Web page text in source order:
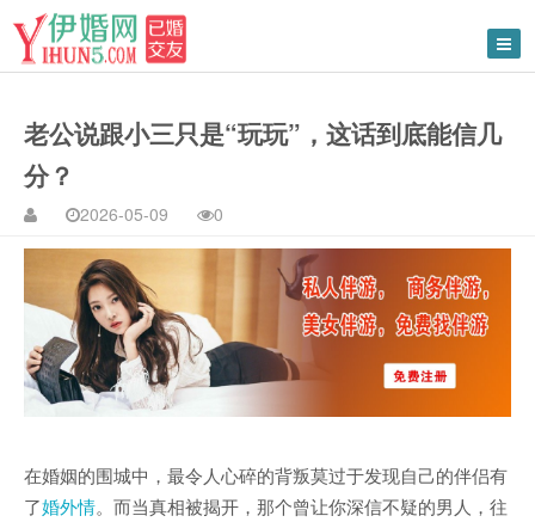
老公说跟小三只是“玩玩”，这话到底能信几
分？
2026-05-09 0
在婚姻的围城中，最令人心碎的背叛莫过于发现自己的伴侣有
了婚外情。而当真相被揭开，那个曾让你深信不疑的男人，往